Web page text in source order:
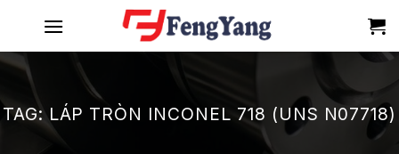
content
TAG: LÁP TRÒN INCONEL 718 (UNS N07718)